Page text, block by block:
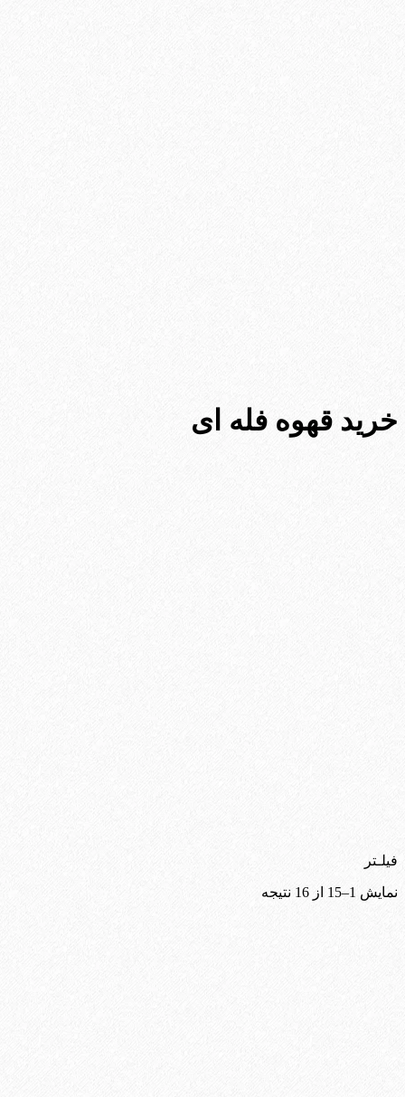
خرید قهوه فله ای
فیلـتر
نمایش 1–15 از 16 نتیجه